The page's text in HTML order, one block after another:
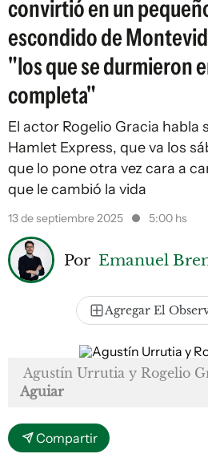
convirtió en un
escondido de
"los que se durmieron
completa"
El actor Rogelio Gracia habla
Hamlet Express, que va los
que lo pone otra vez cara a
que le cambió la vida
13 de septiembre 2025 5:00 hs
Por Emanuel
Agregar El
Agustín Urrutia y Rogelio
Aguiar
Compartir